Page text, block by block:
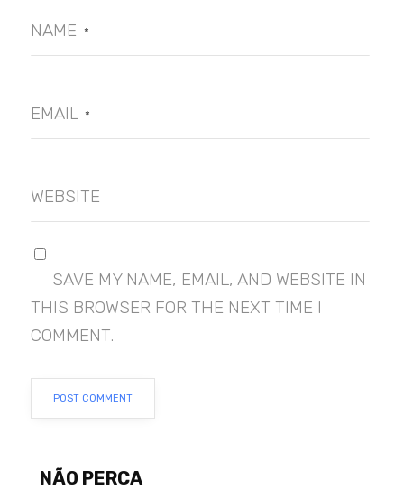
NAME *
EMAIL *
WEBSITE
SAVE MY NAME, EMAIL, AND WEBSITE IN
THIS BROWSER FOR THE NEXT TIME I
COMMENT.
NÃO PERCA